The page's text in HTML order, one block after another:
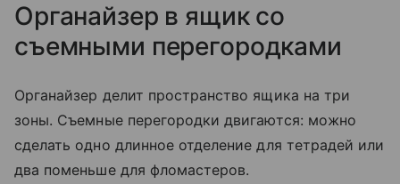
Органайзер в ящик со
съемными перегородками
Органайзер делит пространство ящика на три
зоны. Съемные перегородки двигаются: можно
сделать одно длинное отделение для тетрадей или
два поменьше для фломастеров.